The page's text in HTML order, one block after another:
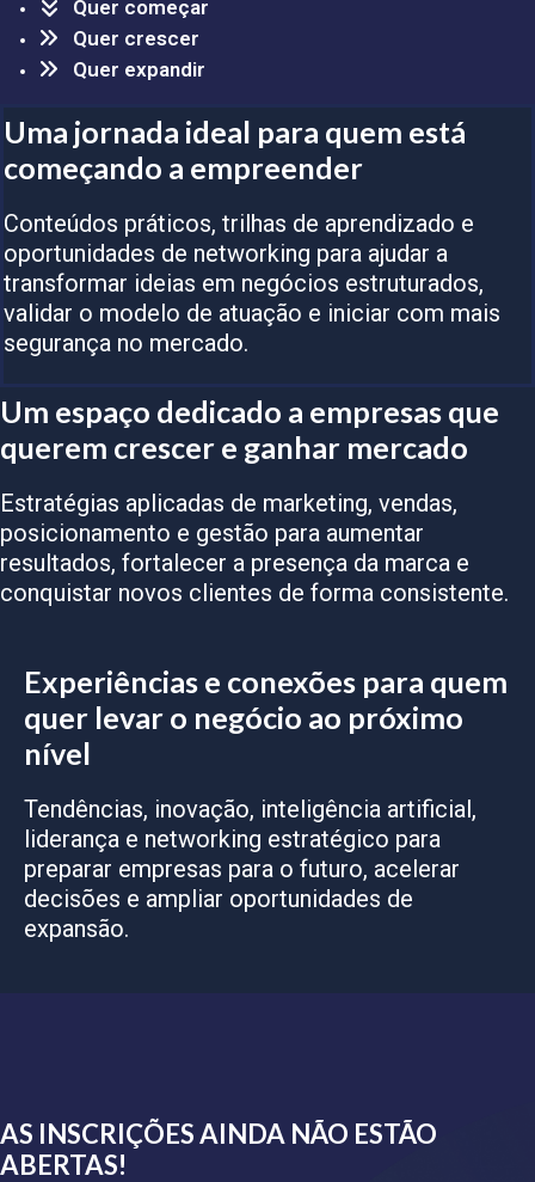
Quer começar
Quer crescer
Quer expandir
Uma jornada ideal para quem está
começando a empreender
Conteúdos práticos, trilhas de aprendizado e
oportunidades de networking para ajudar a
transformar ideias em negócios estruturados,
validar o modelo de atuação e iniciar com mais
segurança no mercado.
Um espaço dedicado a empresas que
querem crescer e ganhar mercado
Estratégias aplicadas de marketing, vendas,
posicionamento e gestão para aumentar
resultados, fortalecer a presença da marca e
conquistar novos clientes de forma consistente.
Experiências e conexões para quem
quer levar o negócio ao próximo
nível
Tendências, inovação, inteligência artificial,
liderança e networking estratégico para
preparar empresas para o futuro, acelerar
decisões e ampliar oportunidades de
expansão.
AS INSCRIÇÕES AINDA NÃO ESTÃO
ABERTAS!